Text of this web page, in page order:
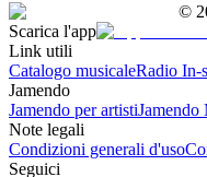
©
Scarica l'app
Link utili
Catalogo musicaleRadio In-
Jamendo
Jamendo per artistiJamendo
Note legali
Condizioni generali d'uso
Seguici